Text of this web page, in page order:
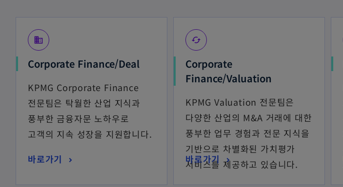
business
Corporate Finance/Deal
KPMG Corporate Finance
전문팀은 탁월한 산업 지식과
풍부한 금융자문 노하우로
고객의 지속 성장을 지원합니다.
바로가기
cached
Corporate
Finance/Valuation
KPMG Valuation 전문팀은
다양한 산업의 M&A 거래에 대한
풍부한 업무 경험과 전문 지식을
기반으로 차별화된 가치평가
서비스를 제공하고 있습니다.
바로가기